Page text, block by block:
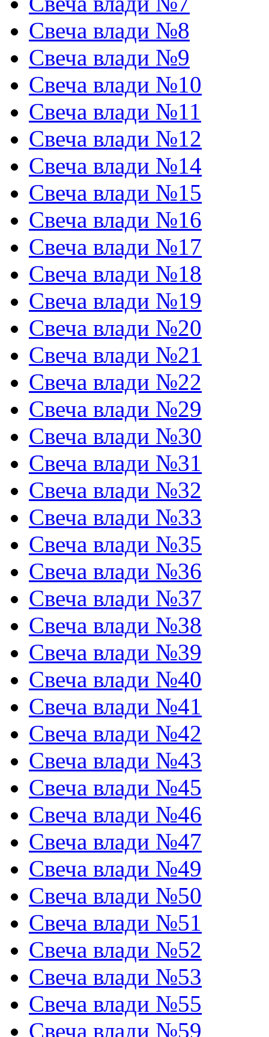
Свеча влади №8
Свеча влади №9
Свеча влади №10
Свеча влади №11
Свеча влади №12
Свеча влади №14
Свеча влади №15
Свеча влади №16
Свеча влади №17
Свеча влади №18
Свеча влади №19
Свеча влади №20
Свеча влади №21
Свеча влади №22
Свеча влади №29
Свеча влади №30
Свеча влади №31
Свеча влади №32
Свеча влади №33
Свеча влади №35
Свеча влади №36
Свеча влади №37
Свеча влади №38
Свеча влади №39
Свеча влади №40
Свеча влади №41
Свеча влади №42
Свеча влади №43
Свеча влади №45
Свеча влади №46
Свеча влади №47
Свеча влади №49
Свеча влади №50
Свеча влади №51
Свеча влади №52
Свеча влади №53
Свеча влади №55
Свеча влади №59